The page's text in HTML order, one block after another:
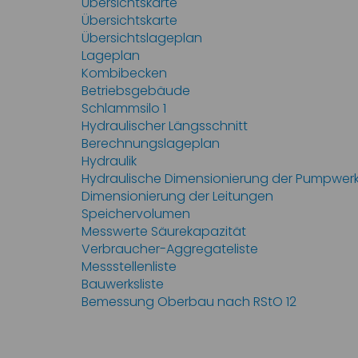
Übersichtskarte
Übersichtslageplan
Lageplan
Kombibecken
Betriebsgebäude
Schlammsilo 1
Hydraulischer Längsschnitt
Berechnungslageplan
Hydraulik
Hydraulische Dimensionierung der
Dimensionierung der Leitungen
Speichervolumen
Messwerte Säurekapazität
Verbraucher-Aggregateliste
Messstellenliste
Bauwerksliste
Bemessung Oberbau nach RStO 12